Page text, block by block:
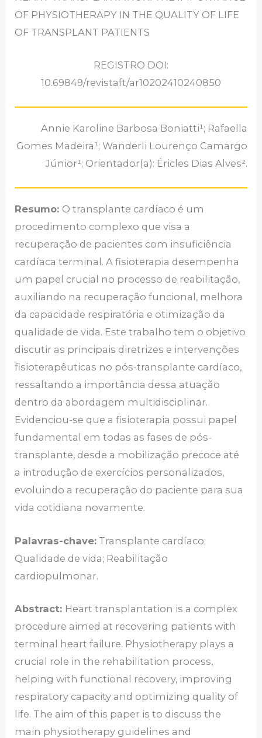
OF PHYSIOTHERAPY IN THE QUALITY OF LIFE
OF TRANSPLANT PATIENTS
REGISTRO DOI:
10.69849/revistaft/ar10202410240850
Annie Karoline Barbosa Boniatti¹; Rafaella
Gomes Madeira¹; Wanderli Lourenço Camargo
Júnior¹; Orientador(a): Éricles Dias Alves².
Resumo: O transplante cardíaco é um
procedimento complexo que visa a
recuperação de pacientes com insuficiência
cardíaca terminal. A fisioterapia desempenha
um papel crucial no processo de reabilitação,
auxiliando na recuperação funcional, melhora
da capacidade respiratória e otimização da
qualidade de vida. Este trabalho tem o objetivo
discutir as principais diretrizes e intervenções
fisioterapêuticas no pós-transplante cardíaco,
ressaltando a importância dessa atuação
dentro da abordagem multidisciplinar.
Evidenciou-se que a fisioterapia possui papel
fundamental em todas as fases de pós-
transplante, desde a mobilização precoce até
a introdução de exercícios personalizados,
evoluindo a recuperação do paciente para sua
vida cotidiana novamente.
Palavras-chave: Transplante cardíaco;
Qualidade de vida; Reabilitação
cardiopulmonar.
Abstract: Heart transplantation is a complex
procedure aimed at recovering patients with
terminal heart failure. Physiotherapy plays a
crucial role in the rehabilitation process,
helping with functional recovery, improving
respiratory capacity and optimizing quality of
life. The aim of this paper is to discuss the
main physiotherapy guidelines and